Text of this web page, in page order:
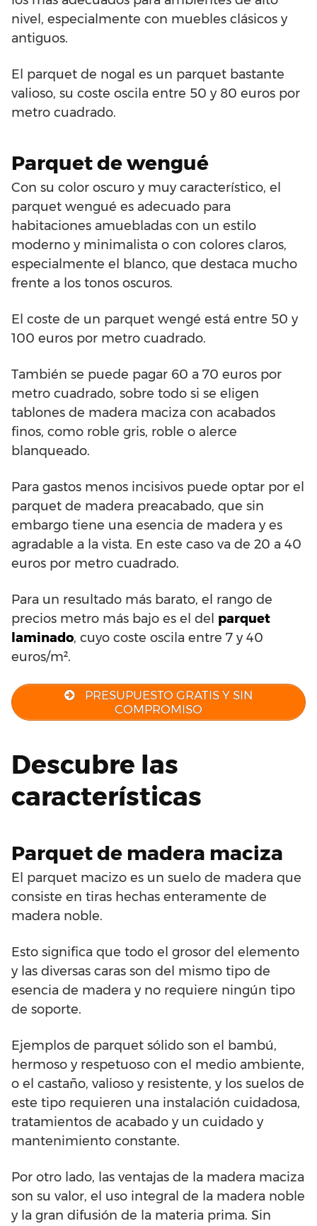
nivel, especialmente con muebles clásicos y
antiguos.
El parquet de nogal es un parquet bastante
valioso, su coste oscila entre 50 y 80 euros por
metro cuadrado.
Parquet de wengué
Con su color oscuro y muy característico, el
parquet wengué es adecuado para
habitaciones amuebladas con un estilo
moderno y minimalista o con colores claros,
especialmente el blanco, que destaca mucho
frente a los tonos oscuros.
El coste de un parquet wengé está entre 50 y
100 euros por metro cuadrado.
También se puede pagar 60 a 70 euros por
metro cuadrado, sobre todo si se eligen
tablones de madera maciza con acabados
finos, como roble gris, roble o alerce
blanqueado.
Para gastos menos incisivos puede optar por el
parquet de madera preacabado, que sin
embargo tiene una esencia de madera y es
agradable a la vista. En este caso va de 20 a 40
euros por metro cuadrado.
Para un resultado más barato, el rango de
precios metro más bajo es el del parquet
laminado, cuyo coste oscila entre 7 y 40
euros/m².
PRESUPUESTO GRATIS Y SIN
COMPROMISO
Descubre las
características
Parquet de madera maciza
El parquet macizo es un suelo de madera que
consiste en tiras hechas enteramente de
madera noble.
Esto significa que todo el grosor del elemento
y las diversas caras son del mismo tipo de
esencia de madera y no requiere ningún tipo
de soporte.
Ejemplos de parquet sólido son el bambú,
hermoso y respetuoso con el medio ambiente,
o el castaño, valioso y resistente, y los suelos de
este tipo requieren una instalación cuidadosa,
tratamientos de acabado y un cuidado y
mantenimiento constante.
Por otro lado, las ventajas de la madera maciza
son su valor, el uso integral de la madera noble
y la gran difusión de la materia prima. Sin